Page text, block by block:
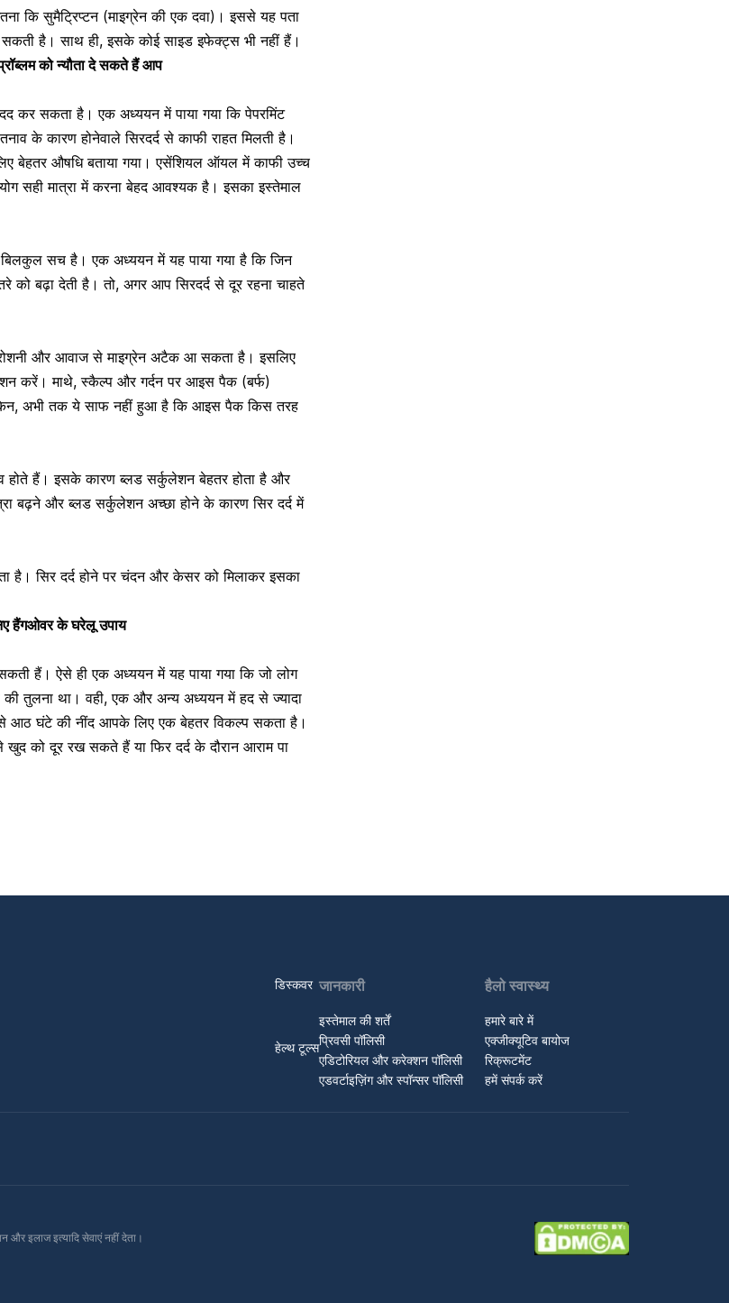
कि सुमैट्रिप्टन (माइग्रेन की एक दवा)। इससे यह पता
है। साथ ही, इसके कोई साइड इफेक्ट्स भी नहीं हैं।
को न्यौता दे सकते हैं आप
कर सकता है। एकअध्ययनमें पाया गया कि पेपरमिंट
के कारण होनेवाले सिरदर्द से काफी राहत मिलती है।
बेहतर औषधि बताया गया। एसेंशियल ऑयल में काफी उच्च
सही मात्रा में करना बेहद आवश्यक है। इसका इस्तेमाल
बिलकुल सच है। एक अध्ययनमें यह पाया गया है कि जिन
को बढ़ा देती है।तो, अगर आप सिरदर्द से दूर रहना चाहते
रोशनी और आवाज से माइग्रेन अटैक आ सकता है। इसलिए
करें। माथे, स्कैल्प और गर्दन पर आइस पैक (बर्फ)
अभी तक ये साफ नहीं हुआ है कि आइस पैक किस तरह
होते हैं। इसके कारणब्लड सर्कुलेशनबेहतर होता है और
बढ़ने और ब्लड सर्कुलेशन अच्छा होने के कारण सिर दर्द में
है। सिर दर्द होने पर चंदन और केसर को मिलाकर इसका
हैंगओवर के घरेलू उपाय
सकती हैं। ऐसे ही एक अध्ययनमें यह पाया गया कि जो लोग
की तुलना था। वही, एक और अन्य अध्ययनमें हद से ज्यादा
से आठ घंटे की नींद आपके लिए एक बेहतर विकल्प सकता है।
को दूर रख सकते हैं या फिर दर्द के दौरान आराम पा
डिस्कवर
हेल्थ टूल्स
जानकारी
इस्तेमाल की शर्तें
प्रिवसी पॉलिसी
एडिटोरियल और करेक्शन पॉलिसी
एडवर्टाइज़िंग और स्पॉन्सर पॉलिसी
हैलो स्वास्थ्य
हमारे बारे में
एक्जीक्यूटिव बायोज
रिक्रूटमेंट
हमें संपर्क करें
इलाज इत्यादि सेवाएं नहीं देता।